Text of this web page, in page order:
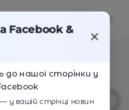
Facebook &
до нашої сторінки у
у вашій стрічці новин